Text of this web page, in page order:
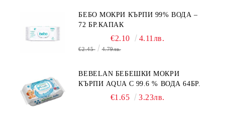
БЕБО МОКРИ КЪРПИ 99% ВОДА –
72 БР.КАПАК
€2.10 4.11лв.
€2.45 4.79лв.
BEBELAN БЕБЕШКИ МОКРИ
КЪРПИ AQUA С 99.6 % ВОДА 64БР.
€1.65 3.23лв.